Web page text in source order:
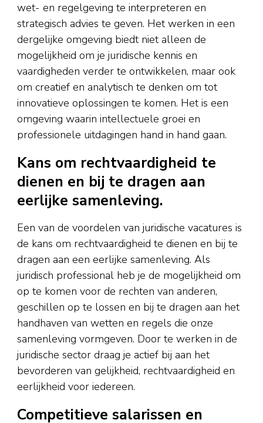
wet- en regelgeving te interpreteren en
strategisch advies te geven. Het werken in een
dergelijke omgeving biedt niet alleen de
mogelijkheid om je juridische kennis en
vaardigheden verder te ontwikkelen, maar ook
om creatief en analytisch te denken om tot
innovatieve oplossingen te komen. Het is een
omgeving waarin intellectuele groei en
professionele uitdagingen hand in hand gaan.
Kans om rechtvaardigheid te
dienen en bij te dragen aan
eerlijke samenleving.
Een van de voordelen van juridische vacatures is
de kans om rechtvaardigheid te dienen en bij te
dragen aan een eerlijke samenleving. Als
juridisch professional heb je de mogelijkheid om
op te komen voor de rechten van anderen,
geschillen op te lossen en bij te dragen aan het
handhaven van wetten en regels die onze
samenleving vormgeven. Door te werken in de
juridische sector draag je actief bij aan het
bevorderen van gelijkheid, rechtvaardigheid en
eerlijkheid voor iedereen.
Competitieve salarissen en